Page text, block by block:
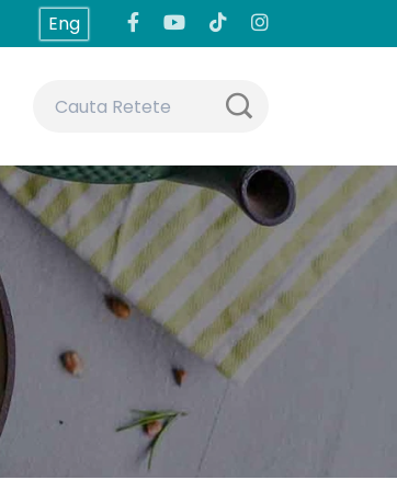
Eng